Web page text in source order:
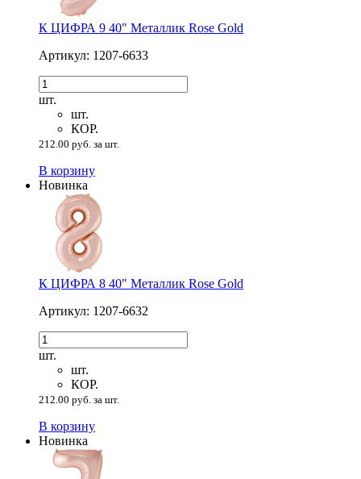
К ЦИФРА 9 40" Металлик Rose Gold
Артикул: 1207-6633
шт.
шт.
КОР.
212.00 руб. за шт.
В корзину
Новинка
К ЦИФРА 8 40" Металлик Rose Gold
Артикул: 1207-6632
шт.
шт.
КОР.
212.00 руб. за шт.
В корзину
Новинка